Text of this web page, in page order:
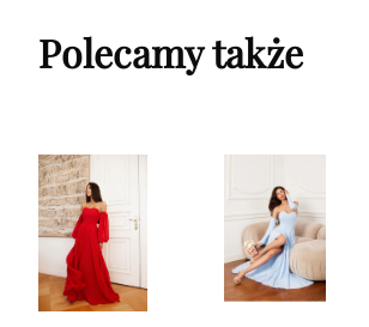
Polecamy także